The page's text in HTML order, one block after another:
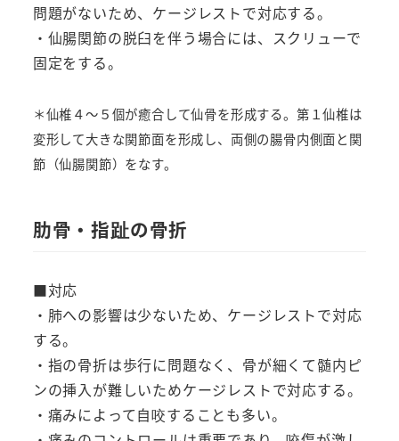
問題がないため、ケージレストで対応する。
・仙腸関節の脱臼を伴う場合には、スクリューで
固定をする。
＊仙椎４～５個が癒合して仙骨を形成する。第１仙椎は
変形して大きな関節面を形成し、両側の腸骨内側面と関
節（仙腸関節）をなす。
肋骨・指趾の骨折
■対応
・肺への影響は少ないため、ケージレストで対応
する。
・指の骨折は歩行に問題なく、骨が細くて髄内ピ
ンの挿入が難しいためケージレストで対応する。
・痛みによって自咬することも多い。